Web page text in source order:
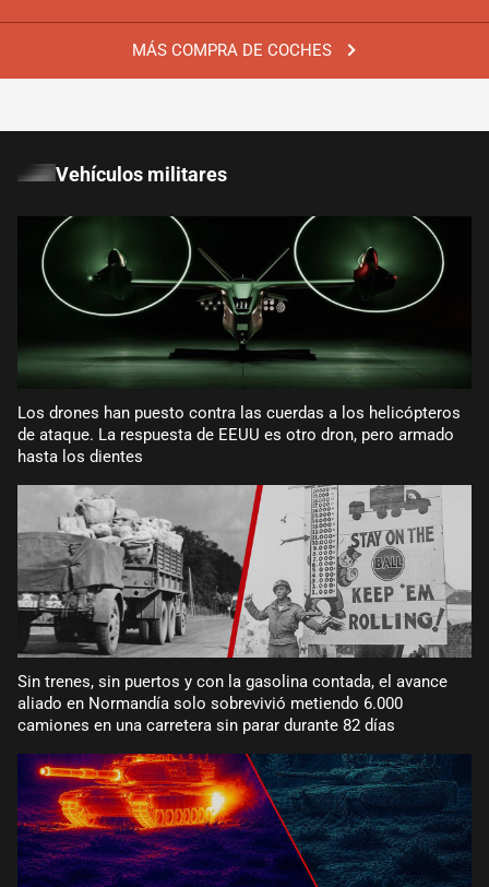
MÁS COMPRA DE COCHES
Vehículos militares
Los drones han puesto contra las cuerdas a los helicópteros
de ataque. La respuesta de EEUU es otro dron, pero armado
hasta los dientes
Sin trenes, sin puertos y con la gasolina contada, el avance
aliado en Normandía solo sobrevivió metiendo 6.000
camiones en una carretera sin parar durante 82 días